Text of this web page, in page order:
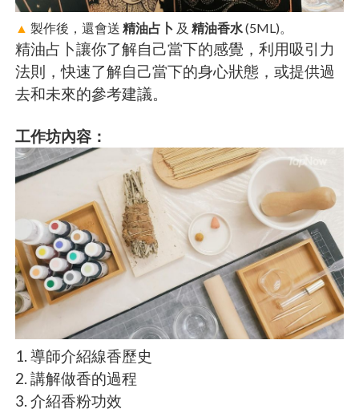
▲ 製作後，還會送精油占卜 及 精油香水(5ML)。
精油占卜讓你了解自己當下的感覺，利用吸引力
法則，快速了解自己當下的身心狀態，或提供過
去和未來的參考建議。
工作坊內容：
1. 導師介紹線香歷史
2. 講解做香的過程
3. 介紹香粉功效